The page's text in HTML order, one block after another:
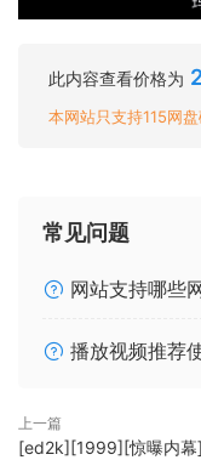
此内容查看价格为
本网站只支持115网
常见问题
网站支持哪些
播放视频推荐
上一篇
[ed2k][1999][惊曝内幕